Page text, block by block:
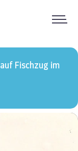
Fischzug im